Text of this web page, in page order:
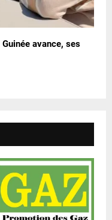
avance, ses